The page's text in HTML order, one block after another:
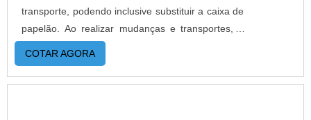
transporte, podendo inclusive substituir a caixa de
papelão. Ao realizar mudanças e transportes, o
uso desse produto é essencial para que nada
quebre ou estrague no meio do caminho e para
facilitar o trabalho. MAIS INFORMAÇÕES
COTAR AGORA